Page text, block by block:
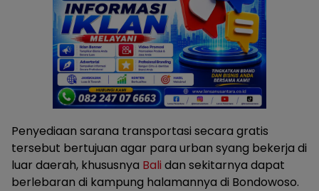
Penyediaan sarana transportasi secara gratis
tersebut bertujuan agar para urban syang bekerja di
luar daerah, khususnya Bali dan sekitarnya dapat
berlebaran di kampung halamannya di Bondowoso.